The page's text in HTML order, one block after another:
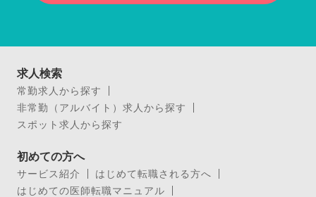
求人検索
常勤求人から探す
非常勤（アルバイト）求人から探す
スポット求人から探す
初めての方へ
サービス紹介
はじめて転職される方へ
はじめての医師転職マニュアル